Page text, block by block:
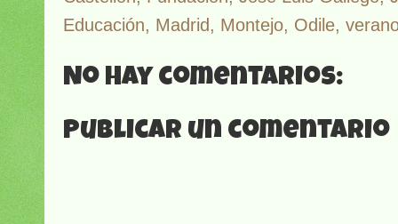
Educación, Madrid, Montejo, Odile,
No hay comentarios:
Publicar un comentario